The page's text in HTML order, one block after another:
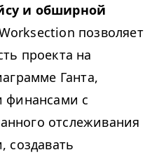
и обширной
позволяет
проекта на
Ганта,
финансами с
отслеживания
создавать